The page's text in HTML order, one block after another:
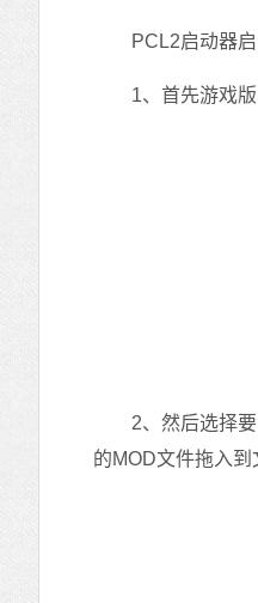
PCL2启动器启
1、首先游戏版
2、然后选择要添
的MOD文件拖入到